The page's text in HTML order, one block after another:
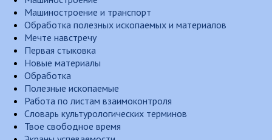
Машиностроение и транспорт
Обработка полезных ископаемых и материалов
Мечте навстречу
Первая стыковка
Новые материалы
Обработка
Полезные ископаемые
Работа по листам взаимоконтроля
Словарь культурологических терминов
Твое свободное время